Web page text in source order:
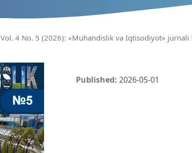
Vol. 4 No. 5 (2026): «Muhandislik va Iqtisodiyot» jurnali
Published:2026-05-01